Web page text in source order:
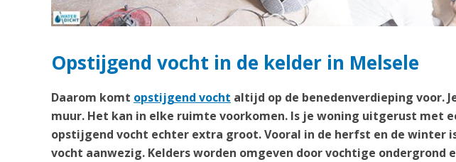
Opstijgend vocht in de kelder in Melsele
Daarom komt opstijgend vocht altijd op de benedenverdieping voor.
muur. Het kan in elke ruimte voorkomen. Is je woning uitgerust met
opstijgend vocht echter extra groot. Vooral in de herfst en de winter
vocht aanwezig. Kelders worden omgeven door vochtige